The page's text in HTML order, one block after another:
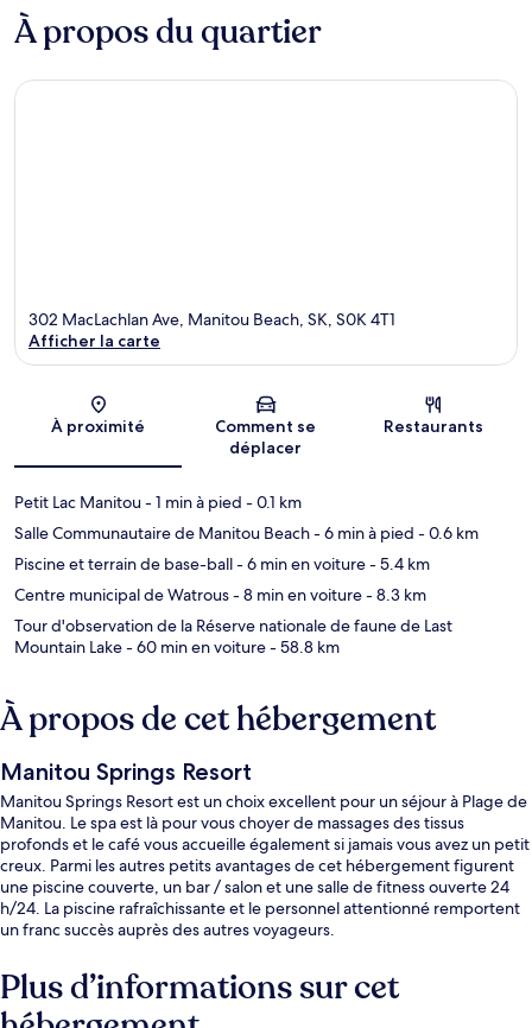
À propos du quartier
Carte
302 MacLachlan Ave, Manitou Beach, SK, S0K 4T1
Afficher la carte
À proximité
Comment se
déplacer
Restaurants
Petit Lac Manitou- 1 min à pied - 0.1 km
Salle Communautaire de Manitou Beach- 6 min à pied - 0.6 km
Piscine et terrain de base-ball- 6 min en voiture- 5.4 km
Centre municipal de Watrous- 8 min en voiture- 8.3 km
Tour d'observation de la Réserve nationale de faune de Last
Mountain Lake- 60 min en voiture- 58.8 km
À propos de cet hébergement
Manitou Springs Resort
Manitou Springs Resort est un choix excellent pour un séjour à Plage de
Manitou. Le spa est là pour vous choyer de massages des tissus
profonds et le café vous accueille également si jamais vous avez un petit
creux. Parmi les autres petits avantages de cet hébergement figurent
une piscine couverte, un bar / salon et une salle de fitness ouverte 24
h/24. La piscine rafraîchissante et le personnel attentionné remportent
un franc succès auprès des autres voyageurs.
Plus d’informations sur cet